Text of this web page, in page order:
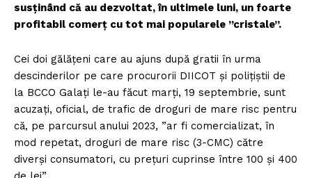
susținând că au dezvoltat, în ultimele luni, un foarte
profitabil comerț cu tot mai popularele ”cristale”.
Cei doi gălățeni care au ajuns după gratii în urma
descinderilor pe care procurorii DIICOT și polițiștii de
la BCCO Galați le-au făcut marți, 19 septembrie, sunt
acuzați, oficial, de trafic de droguri de mare risc pentru
că, pe parcursul anului 2023, ”ar fi comercializat, în
mod repetat, droguri de mare risc (3-CMC) către
diverși consumatori, cu prețuri cuprinse între 100 și 400